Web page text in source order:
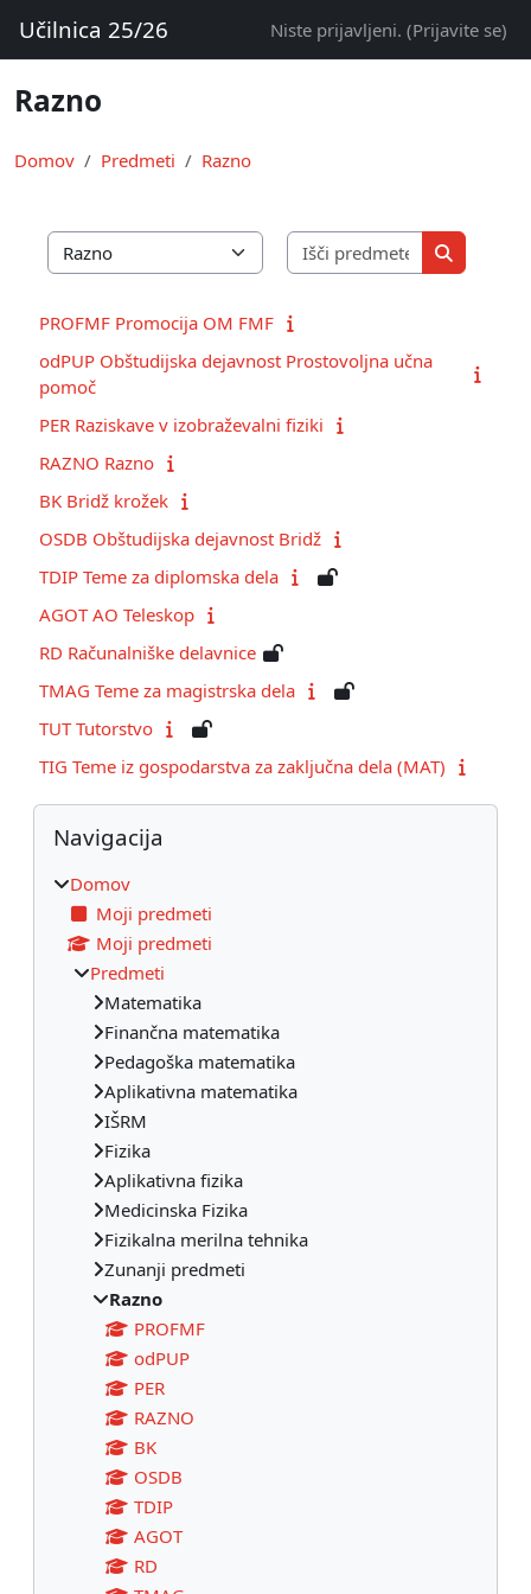
Učilnica 25/26 Niste prijavljeni. (Prijavite se)
Razno
Domov Predmeti Razno
Kategorije predmetov
Išči
Išči
PROFMF Promocija OM FMF
odPUP Obštudijska dejavnost Prostovoljna učna
pomoč
PER Raziskave v izobraževalni fiziki
RAZNO Razno
BK Bridž krožek
OSDB Obštudijska dejavnost Bridž
TDIP Teme za diplomska dela
AGOT AO Teleskop
RD Računalniške delavnice
TMAG Teme za magistrska dela
TUT Tutorstvo
TIG Teme iz gospodarstva za zaključna dela (MAT)
Bloki
Preskoči Navigacija
Navigacija
Domov
Moji predmeti
Moji predmeti
Predmeti
Matematika
Finančna matematika
Pedagoška matematika
Aplikativna matematika
IŠRM
Fizika
Aplikativna fizika
Medicinska Fizika
Fizikalna merilna tehnika
Zunanji predmeti
Razno
PROFMF
odPUP
PER
RAZNO
BK
OSDB
TDIP
AGOT
RD